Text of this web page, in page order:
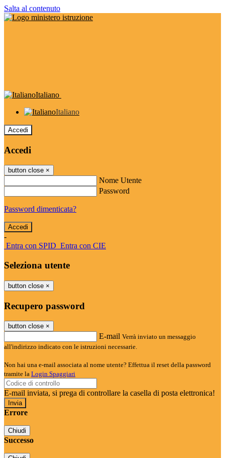
Salta al contenuto
Italiano
Italiano
Accedi
Accedi
button close ×
Nome Utente
Password
Password dimenticata?
-
Entra con SPID Entra con CIE
Seleziona utente
button close ×
Recupero password
button close ×
E-mail Verrà inviato un messaggio
all'indirizzo indicato con le istruzioni necessarie.
Non hai una e-mail associata al nome utente? Effettua il reset della password
tramite la Login Spaggiari
E-mail inviata, si prega di controllare la casella di posta elettronica!
Errore
Chiudi
Successo